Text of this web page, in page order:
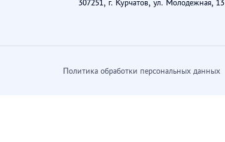
307251, г. Курчатов, ул. Молодежная, 13
Политика обработки персональных данных